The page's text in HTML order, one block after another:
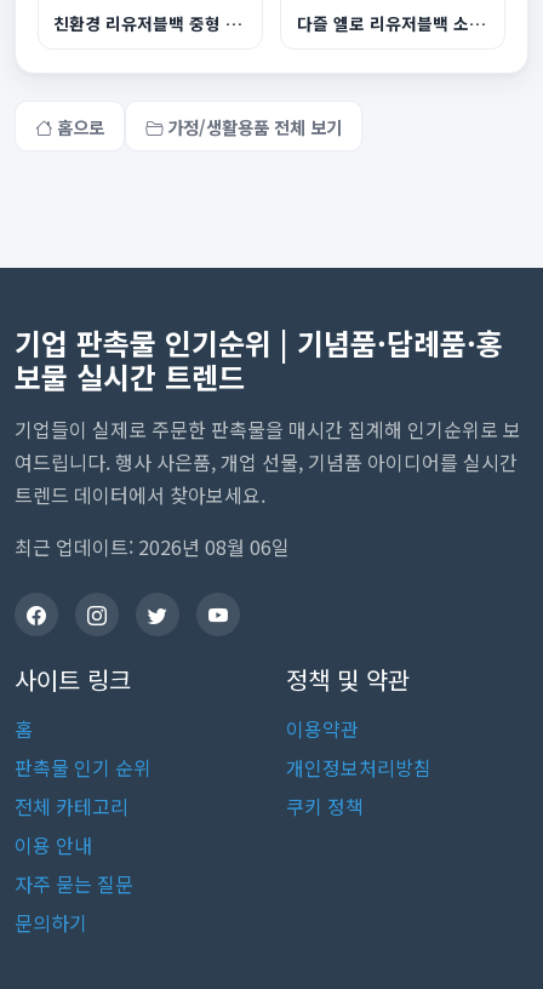
친환경 리유저블백 중형 440x360x150mm 다즐 엘로 리유저블백 소형 컬러DTF인쇄
홈으로 가정/생활용품 전체 보기
기업 판촉물 인기순위 | 기념품·답례품·홍
보물 실시간 트렌드
기업들이 실제로 주문한 판촉물을 매시간 집계해 인기순위로 보
여드립니다. 행사 사은품, 개업 선물, 기념품 아이디어를 실시간
트렌드 데이터에서 찾아보세요.
최근 업데이트: 2026년 08월 06일
사이트 링크
홈
판촉물 인기 순위
전체 카테고리
이용 안내
자주 묻는 질문
문의하기
정책 및 약관
이용약관
개인정보처리방침
쿠키 정책